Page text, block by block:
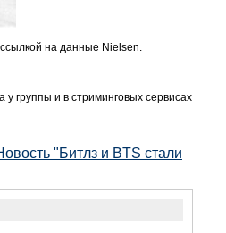
на данные Nielsen.
группы и в стриминговых сервисах
"Битлз и BTS стали